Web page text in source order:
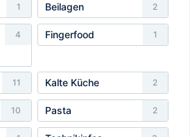
1 Beilagen 2
4 Fingerfood 1
11 Kalte Küche 2
10 Pasta 2